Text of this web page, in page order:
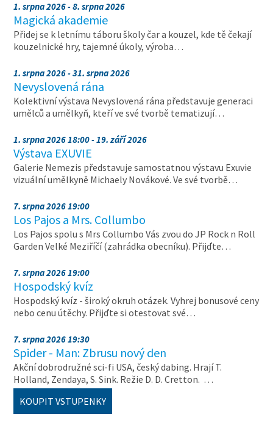
1. srpna 2026 - 8. srpna 2026
Magická akademie
Přidej se k letnímu táboru školy čar a kouzel, kde tě čekají
kouzelnické hry, tajemné úkoly, výroba…
1. srpna 2026 - 31. srpna 2026
Nevyslovená rána
Kolektivní výstava Nevyslovená rána představuje generaci
umělců a umělkyň, kteří ve své tvorbě tematizují…
1. srpna 2026 18:00 - 19. září 2026
Výstava EXUVIE
Galerie Nemezis představuje samostatnou výstavu Exuvie
vizuální umělkyně Michaely Novákové. Ve své tvorbě…
7. srpna 2026 19:00
Los Pajos a Mrs. Collumbo
Los Pajos spolu s Mrs Collumbo Vás zvou do JP Rock n Roll
Garden Velké Meziříčí (zahrádka obecníku). Přijďte…
7. srpna 2026 19:00
Hospodský kvíz
Hospodský kvíz - široký okruh otázek. Vyhrej bonusové ceny
nebo cenu útěchy. Přijďte si otestovat své…
7. srpna 2026 19:30
Spider - Man: Zbrusu nový den
Akční dobrodružné sci-fi USA, český dabing. Hrají T.
Holland, Zendaya, S. Sink. Režie D. D. Cretton. …
KOUPIT VSTUPENKY